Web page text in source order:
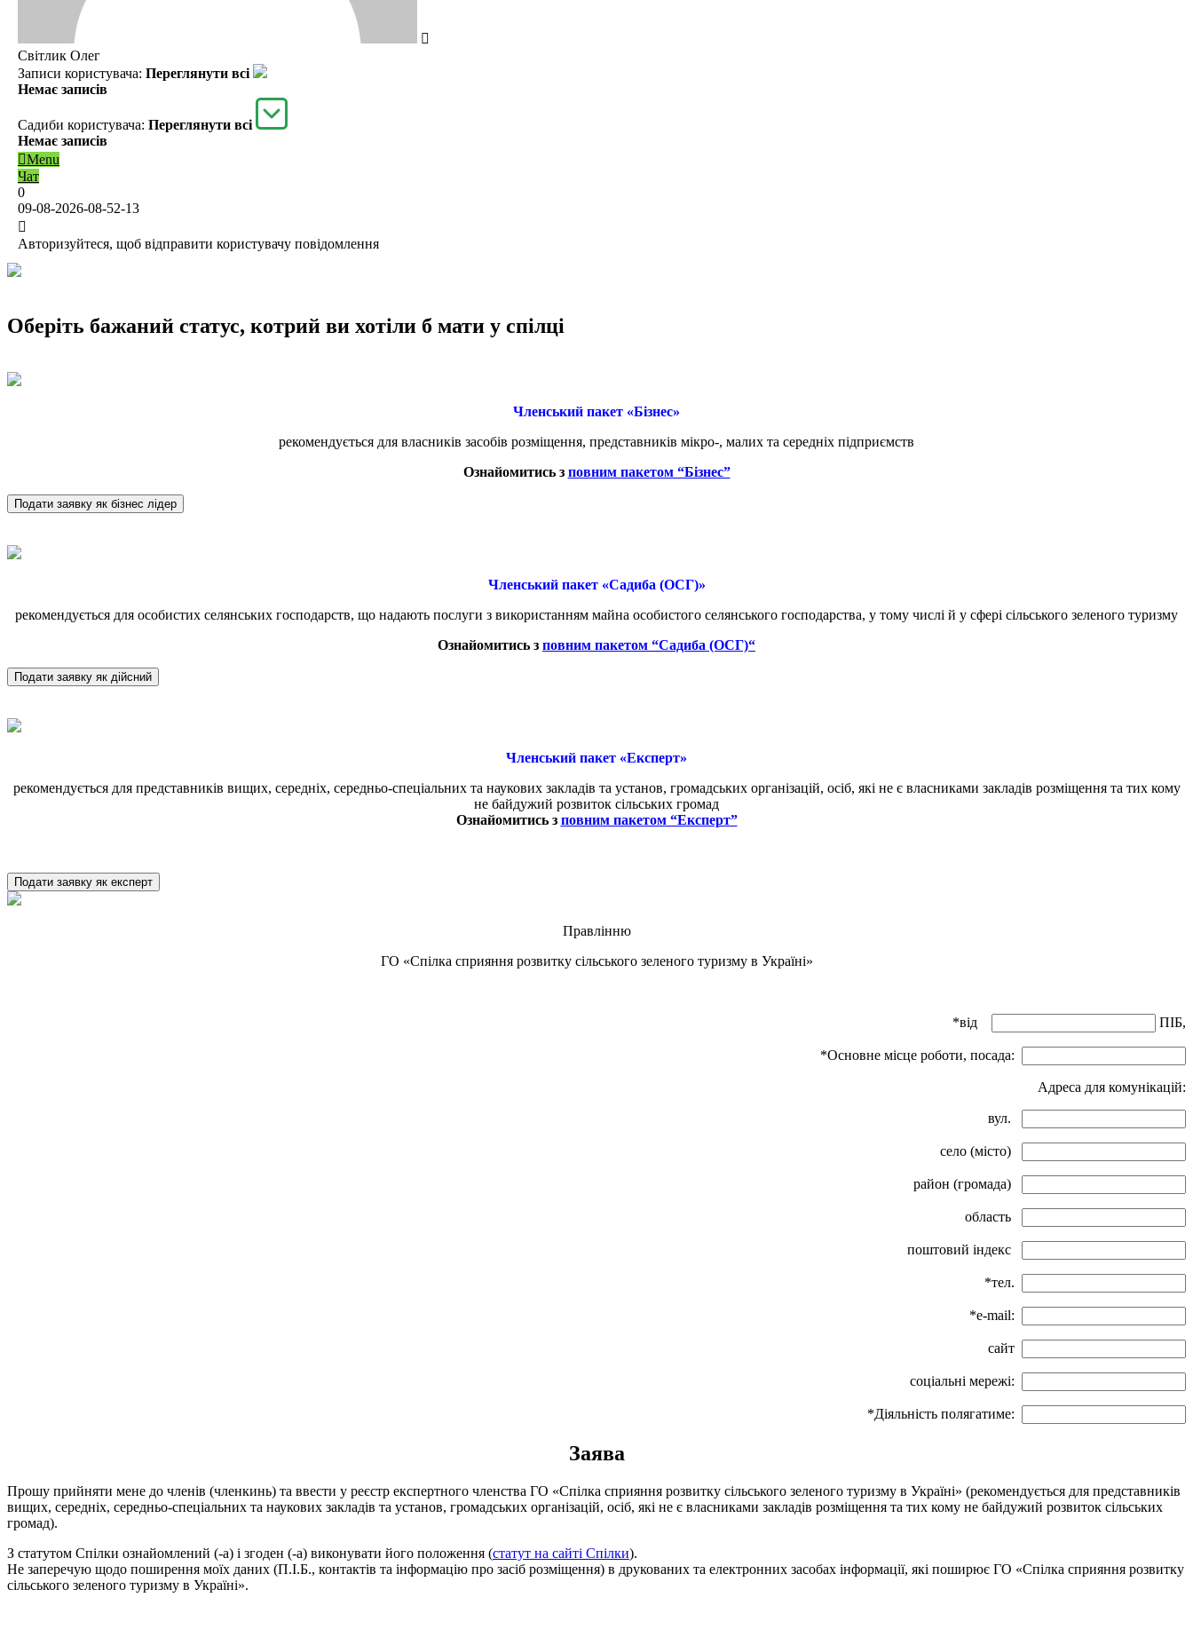
Світлик Олег
Записи користувача: Переглянути всі
Немає записів
Садиби користувача: Переглянути всі
Немає записів
Menu
Чат
0
09-08-2026-08-52-13
Авторизуйтеся, щоб відправити користувачу повідомлення
Оберіть бажаний статус, котрий ви хотіли б мати у спілці
Членський пакет «Бізнес»
рекомендується для власників засобів розміщення, представників мікро-, малих та середніх підприємств
Ознайомитись з повним пакетом “Бізнес”
Подати заявку як бізнес лідер
Членський пакет «Садиба (ОСГ)»
рекомендується для особистих селянських господарств, що надають послуги з використанням майна особистого селянського господарства, у тому числі й у сфері сільського зеленого туризму
Ознайомитись з повним пакетом “Садиба (ОСГ)“
Подати заявку як дійсний
Членський пакет «Експерт»
рекомендується для представників вищих, середніх, середньо-спеціальних та наукових закладів та установ, громадських організацій, осіб, які не є власниками закладів розміщення та тих кому
не байдужий розвиток сільських громад
Ознайомитись з повним пакетом “Експерт”
Подати заявку як експерт
Правлінню
ГО «Спілка сприяння розвитку сільського зеленого туризму в Україні»
*від ПІБ,
*Основне місце роботи, посада:
Адреса для комунікацій:
вул.
село (місто)
район (громада)
область
поштовий індекс
*тел.
*e-mail:
сайт
соціальні мережі:
*Діяльність полягатиме:
Заява
Прошу прийняти мене до членів (членкинь) та ввести у реєстр експертного членства ГО «Спілка сприяння розвитку сільського зеленого туризму в Україні» (рекомендується для представників
вищих, середніх, середньо-спеціальних та наукових закладів та установ, громадських організацій, осіб, які не є власниками закладів розміщення та тих кому не байдужий розвиток сільських
громад).
З статутом Спілки ознайомлений (-а) і згоден (-а) виконувати його положення (статут на сайті Спілки).
Не заперечую щодо поширення моїх даних (П.І.Б., контактів та інформацію про засіб розміщення) в друкованих та електронних засобах інформації, які поширює ГО «Спілка сприяння розвитку
сільського зеленого туризму в Україні».